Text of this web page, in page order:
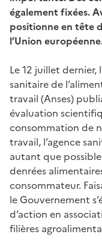
également fixées.
positionne en tête
l’Union
Le 12 juillet dernier,
sanitaire de
travail (Anses)
évaluation
consommation de
travail, l’agence
autant que
denrées
consommateur.
le Gouvernement
d’action en
filières